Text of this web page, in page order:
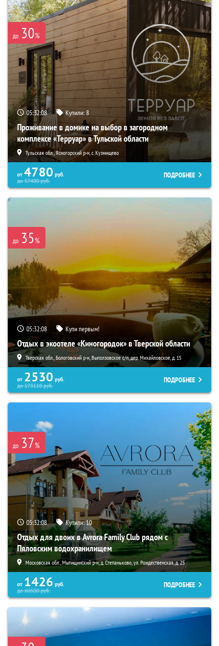
до 30%
05:32:07 Купили:8
Проживание в домике на выбор в загородном
комплексе «Терруар» в Тульской области
Тульская обл., Ясногорский р-н, с. Кузмищево
от 4780 руб.
до57400руб.
ПОДРОБНЕЕ
до 35%
05:32:07 Купи первым!
Отдых в экоотеле «Киногородок» в Тверской области
Тверская обл., Бологовский р-н, Выползовское с/п, дер. Михайловское, д. 15
от 2530 руб.
до173110руб.
ПОДРОБНЕЕ
до 37%
05:32:07 Купили:10
Отдых для двоих в Avrora Family Club рядом с
Пяловским водохранилищем
Московская обл., Мытищинский р-н, д. Степаньково, ул. Рождественская, д. 25
от 1426 руб.
до60600руб.
ПОДРОБНЕЕ